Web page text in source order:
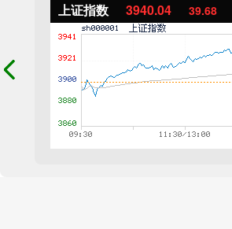
上证指数 3940.04 39.68